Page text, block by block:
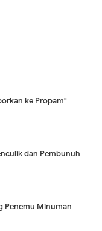
ke Propam"
dan Pembunuh
Penemu Minuman